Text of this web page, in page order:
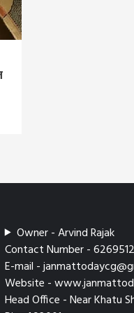
Owner - Arvind Rajak
Contact Number -
E-mail -
Website -
Head Office - Near Khatu